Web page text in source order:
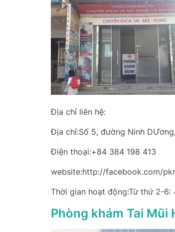
Địa chỉ liên hệ:
Địa chỉ:Số 5, đường Ninh
Điện thoại:+84 384 198 413
website:http://facebook.com/
Thời gian hoạt động:Từ thứ 2-6:
Phòng khám Tai Mũi